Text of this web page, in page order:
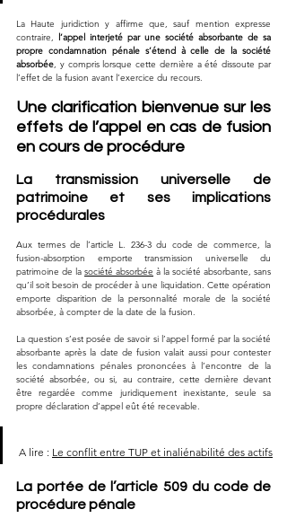
La Haute juridiction y affirme que, sauf mention expresse
contraire,
l’appel interjeté par une société absorbante de sa
propre condamnation pénale s’étend à celle de la société
absorbée, y compris lorsque cette dernière a été dissoute par
l’effet de la fusion avant l’exercice du recours.
Une clarification bienvenue sur les
effets de l’appel en cas de fusion
en cours de procédure
La transmission universelle de
patrimoine et ses implications
procédurales
Aux termes de l’article L. 236-3 du code de commerce, la
fusion-absorption emporte transmission universelle du
patrimoine de la société absorbée à la société absorbante, sans
qu’il soit besoin de procéder à une liquidation. Cette opération
emporte disparition de la personnalité morale de la société
absorbée, à compter de la date de la fusion.
La question s’est posée de savoir si l’appel formé par la société
absorbante après la date de fusion valait aussi pour contester
les condamnations pénales prononcées à l’encontre de la
société absorbée, ou si, au contraire, cette dernière devant
être regardée comme juridiquement inexistante, seule sa
propre déclaration d’appel eût été recevable.
A lire : Le conflit entre TUP et inaliénabilité des actifs
La portée de l’article 509 du code de
procédure pénale